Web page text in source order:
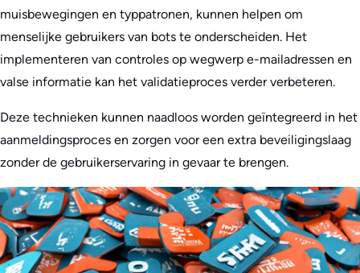
muisbewegingen en typpatronen, kunnen helpen om
menselijke gebruikers van bots te onderscheiden. Het
implementeren van controles op wegwerp e-mailadressen en
valse informatie kan het validatieproces verder verbeteren.
Deze technieken kunnen naadloos worden geïntegreerd in het
aanmeldingsproces en zorgen voor een extra beveiligingslaag
zonder de gebruikerservaring in gevaar te brengen.